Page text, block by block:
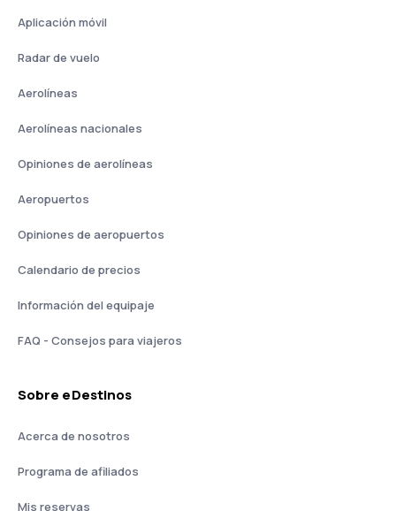
Aplicación móvil
Radar de vuelo
Aerolíneas
Aerolíneas nacionales
Opiniones de aerolíneas
Aeropuertos
Opiniones de aeropuertos
Calendario de precios
Información del equipaje
FAQ - Consejos para viajeros
Sobre eDestinos
Acerca de nosotros
Programa de afiliados
Mis reservas